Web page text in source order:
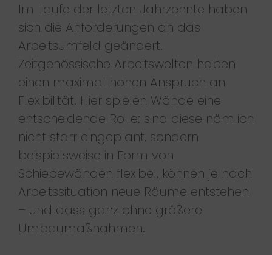
Im Laufe der letzten Jahrzehnte haben
sich die Anforderungen an das
Arbeitsumfeld geändert.
Zeitgenössische Arbeitswelten haben
einen maximal hohen Anspruch an
Flexibilität. Hier spielen Wände eine
entscheidende Rolle: sind diese nämlich
nicht starr eingeplant, sondern
beispielsweise in Form von
Schiebewänden flexibel, können je nach
Arbeitssituation neue Räume entstehen
– und dass ganz ohne größere
Umbaumaßnahmen.